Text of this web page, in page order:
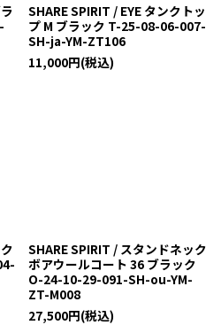
SHARE SPIRIT / EYE タンクトッ
プ M ブラック T-25-08-06-007-
SH-ja-YM-ZT106
11,000円(税込)
SHARE SPIRIT / スタンドネック
ボアウールコート 36 ブラック
O-24-10-29-091-SH-ou-YM-
ZT-M008
27,500円(税込)